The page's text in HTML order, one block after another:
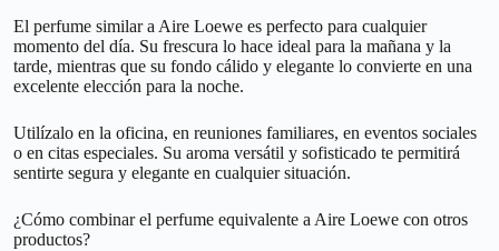
El perfume similar a Aire Loewe es perfecto para cualquier
momento del día. Su frescura lo hace ideal para la mañana y la
tarde, mientras que su fondo cálido y elegante lo convierte en una
excelente elección para la noche.
Utilízalo en la oficina, en reuniones familiares, en eventos sociales
o en citas especiales. Su aroma versátil y sofisticado te permitirá
sentirte segura y elegante en cualquier situación.
¿Cómo combinar el perfume equivalente a Aire Loewe con otros
productos?